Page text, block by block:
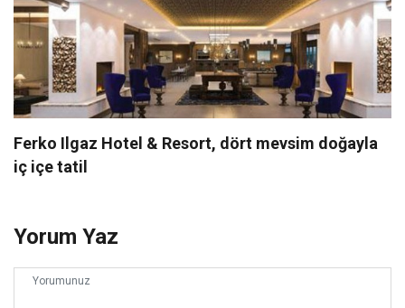
Ferko Ilgaz Hotel & Resort, dört mevsim doğayla
iç içe tatil
Yorum Yaz